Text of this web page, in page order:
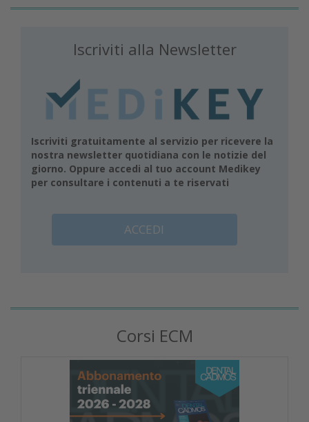
Iscriviti alla Newsletter
Iscriviti gratuitamente al servizio per ricevere la
nostra newsletter quotidiana con le notizie del
giorno. Oppure accedi al tuo account Medikey
per consultare i contenuti a te riservati
ACCEDI
Corsi ECM